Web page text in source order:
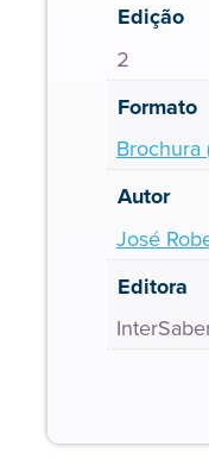
Edição
2
Formato
Brochura
Autor
José
Editora